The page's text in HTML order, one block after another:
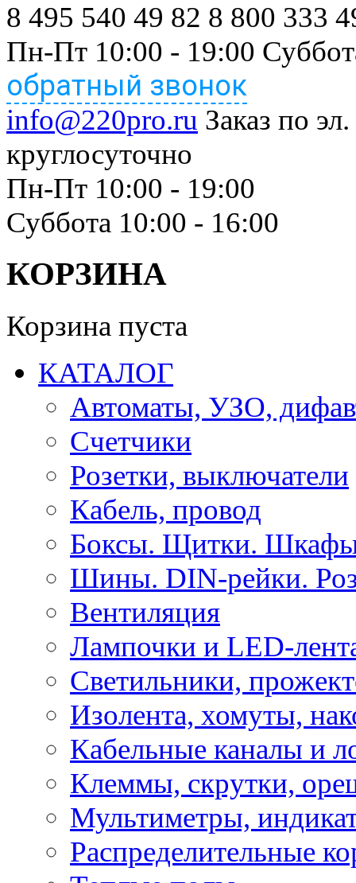
8 495 540 49 82 8 800 333
Пн-Пт 10:00 - 19:00
обратный звонок
info@220pro.ru Заказ по
круглосуточно
Пн-Пт 10:00 - 19:00
Суббота 10:00 - 16:00
КОРЗИНА
Корзина пуста
КАТАЛОГ
Автоматы, УЗО,
Счетчики
Розетки, выключатели
Кабель, провод
Боксы. Щитки.
Шины. DIN-рейки.
Вентиляция
Лампочки и LED-
Светильники,
Изолента, хомуты,
Кабельные каналы и
Клеммы, скрутки,
Мультиметры,
Распределительные